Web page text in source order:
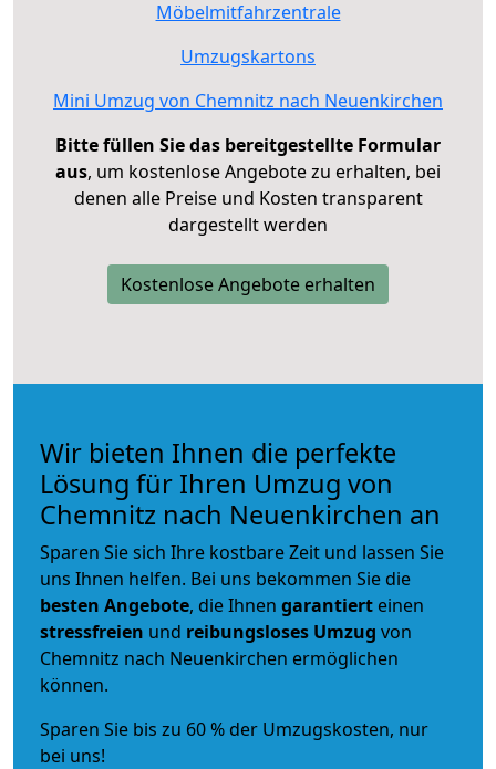
Möbelmitfahrzentrale
Umzugskartons
Mini Umzug von Chemnitz nach Neuenkirchen
Bitte füllen Sie das bereitgestellte Formular
aus, um kostenlose Angebote zu erhalten, bei
denen alle Preise und Kosten transparent
dargestellt werden
Kostenlose Angebote erhalten
Wir bieten Ihnen die perfekte
Lösung für Ihren Umzug von
Chemnitz nach Neuenkirchen an
Sparen Sie sich Ihre kostbare Zeit und lassen Sie
uns Ihnen helfen. Bei uns bekommen Sie die
besten Angebote, die Ihnen garantiert einen
stressfreien und reibungsloses Umzug von
Chemnitz nach Neuenkirchen ermöglichen
können.
Sparen Sie bis zu 60 % der Umzugskosten, nur
bei uns!